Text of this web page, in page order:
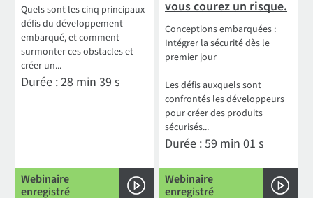
Quels sont les cinq principaux
défis du développement
embarqué, et comment
surmonter ces obstacles et
créer un...
Durée : 28 min 39 s
Webinaire
enregistré
vous courez un risque.
Conceptions embarquées :
Intégrer la sécurité dès le
premier jour
Les défis auxquels sont
confrontés les développeurs
pour créer des produits
sécurisés...
Durée : 59 min 01 s
Webinaire
enregistré